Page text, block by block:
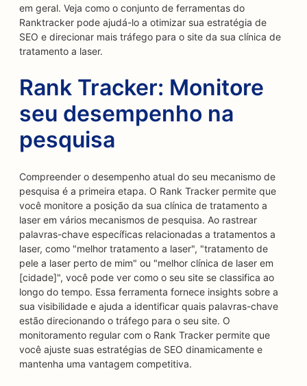
em geral. Veja como o conjunto de ferramentas do
Ranktracker pode ajudá-lo a otimizar sua estratégia de
SEO e direcionar mais tráfego para o site da sua clínica de
tratamento a laser.
Rank Tracker: Monitore
seu desempenho na
pesquisa
Compreender o desempenho atual do seu mecanismo de
pesquisa é a primeira etapa. O Rank Tracker permite que
você monitore a posição da sua clínica de tratamento a
laser em vários mecanismos de pesquisa. Ao rastrear
palavras-chave específicas relacionadas a tratamentos a
laser, como "melhor tratamento a laser", "tratamento de
pele a laser perto de mim" ou "melhor clínica de laser em
[cidade]", você pode ver como o seu site se classifica ao
longo do tempo. Essa ferramenta fornece insights sobre a
sua visibilidade e ajuda a identificar quais palavras-chave
estão direcionando o tráfego para o seu site. O
monitoramento regular com o Rank Tracker permite que
você ajuste suas estratégias de SEO dinamicamente e
mantenha uma vantagem competitiva.